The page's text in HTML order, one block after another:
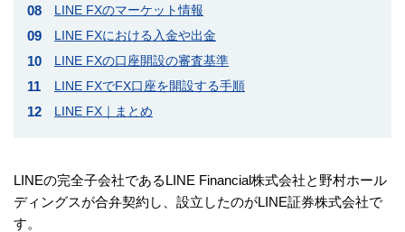
LINE FXのマーケット情報
LINE FXにおける入金や出金
LINE FXの口座開設の審査基準
LINE FXでFX口座を開設する手順
LINE FX｜まとめ
LINEの完全子会社であるLINE Financial株式会社と野村ホール
ディングスが合弁契約し、設立したのがLINE証券株式会社で
す。